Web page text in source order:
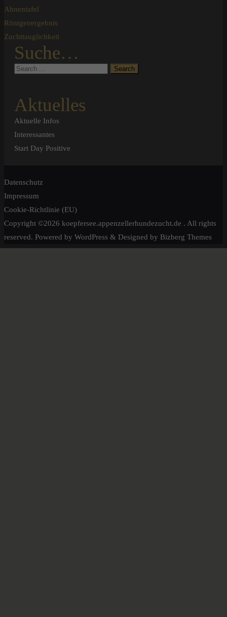
Ahnentafel
Röntgenergebnis
Zuchttauglichkeit
Suche…
Aktuelles
Aktuelle Infos
Interessantes
Start Day Positive
Datenschutz
Impressum
Cookie-Richtlinie (EU)
Copyright ©2026 koepfersee.appenzellerhundezucht.de . All rights
reserved. Powered by WordPress & Designed by Bizberg Themes